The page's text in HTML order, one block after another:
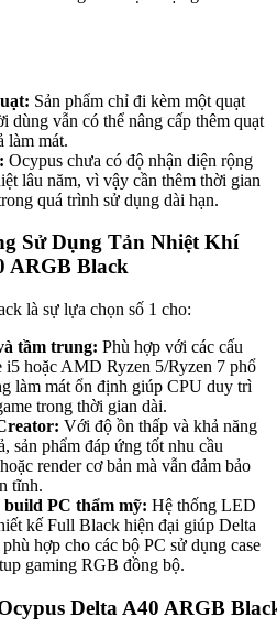
Sản phẩm chỉ đi kèm một quạt
dùng vẫn có thể nâng cấp thêm quạt
làm mát.
Ocypus chưa có độ nhận diện rộng
lâu năm, vì vậy cần thêm thời gian
quá trình sử dụng dài hạn.
Sử Dụng Tản Nhiệt Khí
ARGB Black
là sự lựa chọn số 1 cho:
tầm trung: Phù hợp với các cấu
i5 hoặc AMD Ryzen 5/Ryzen 7 phổ
làm mát ổn định giúp CPU duy trì
trong thời gian dài.
Với độ ồn thấp và khả năng
sản phẩm đáp ứng tốt nhu cầu
render cơ bản mà vẫn đảm bảo
tĩnh.
PC thẩm mỹ: Hệ thống LED
kế Full Black hiện đại giúp Delta
hợp cho các bộ PC sử dụng case
gaming RGB đồng bộ.